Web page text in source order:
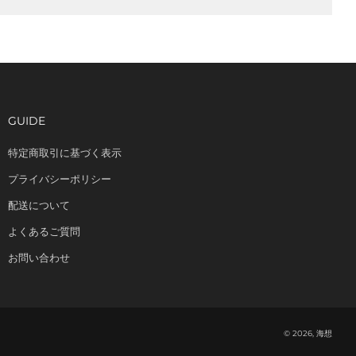
GUIDE
特定商取引に基づく表示
プライバシーポリシー
配送について
よくあるご質問
お問い合わせ
© 2026, 海想